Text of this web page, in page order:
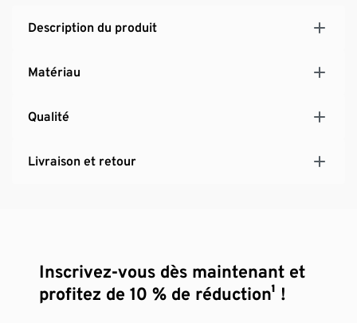
Description du produit
Matériau
Qualité
Livraison et retour
Inscrivez-vous dès maintenant et
profitez de 10 % de réduction¹ !